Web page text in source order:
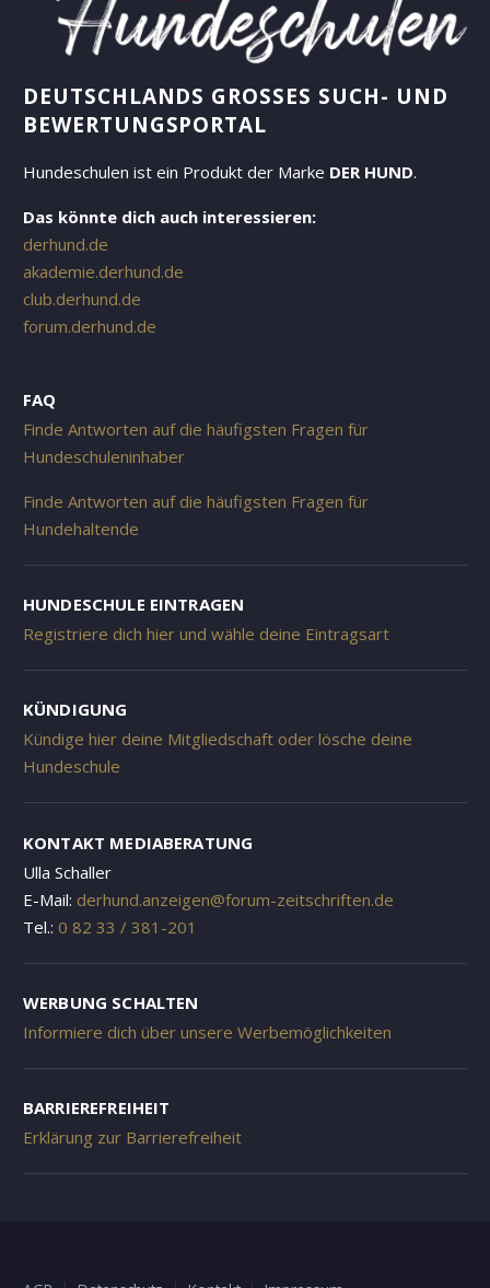
DEUTSCHLANDS GROSSES SUCH- UND B
EWERTUNGSPORTAL
Hundeschulen ist ein Produkt der Marke DER HUND.
Das könnte dich auch interessieren:
derhund.de
akademie.derhund.de
club.derhund.de
forum.derhund.de
FAQ
Finde Antworten auf die häufigsten Fragen für
Hundeschuleninhaber
Finde Antworten auf die häufigsten Fragen für
Hundehaltende
HUNDESCHULE EINTRAGEN
Registriere dich hier und wähle deine Eintragsart
KÜNDIGUNG
Kündige hier deine Mitgliedschaft oder lösche deine
Hundeschule
KONTAKT MEDIABERATUNG
Ulla Schaller
E-Mail: derhund.anzeigen@forum-zeitschriften.de
Tel.: 0 82 33 / 381-201
WERBUNG SCHALTEN
Informiere dich über unsere Werbemöglichkeiten
BARRIEREFREIHEIT
Erklärung zur Barrierefreiheit